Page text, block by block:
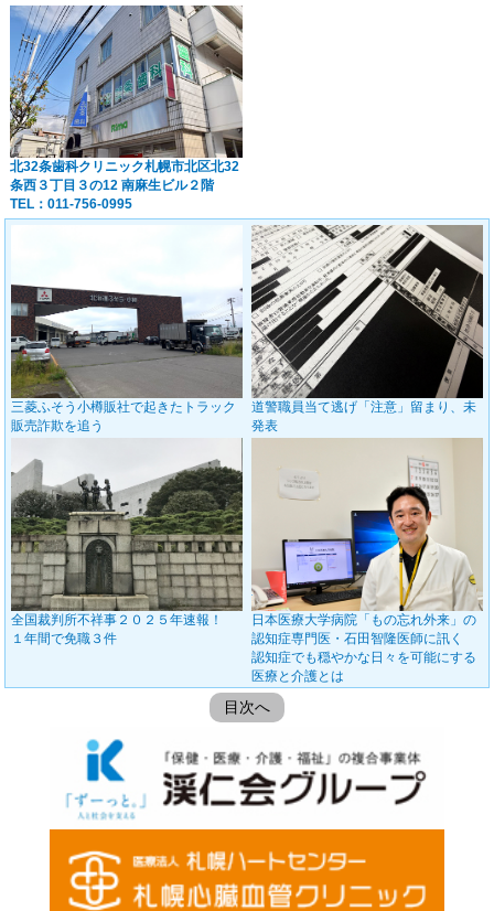
北32条歯科クリニック札幌市北区北32
条西３丁目３の12 南麻生ビル２階
TEL：011-756-0995
三菱ふそう小樽販社で起きたトラック
販売詐欺を追う
道警職員当て逃げ「注意」留まり、未
発表
全国裁判所不祥事２０２５年速報！
１年間で免職３件
日本医療大学病院「もの忘れ外来」の
認知症専門医・石田智隆医師に訊く
認知症でも穏やかな日々を可能にする
医療と介護とは
目次へ